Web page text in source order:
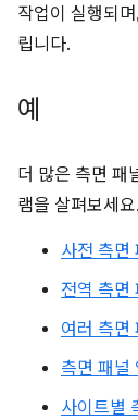
작업이 실행되
립니다.
예
더 많은 측면 패
램을 살펴보세요.
사전 측면
전역 측면
여러 측면
측면 패널
사이트별